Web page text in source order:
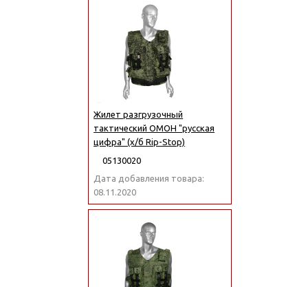
Жилет разгрузочный
тактический ОМОН "русская
цифра" (х/б Rip-Stop)
05130020
Дата добавления товара:
08.11.2020